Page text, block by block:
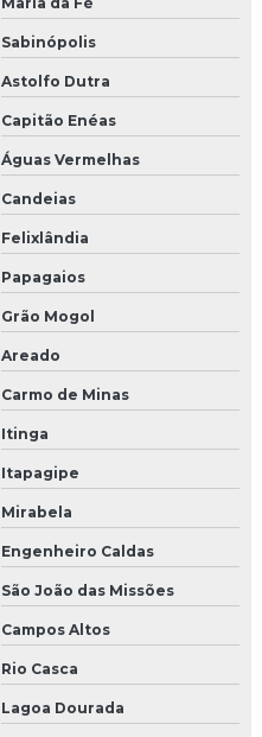
Sabinópolis
Astolfo Dutra
Capitão Enéas
Águas Vermelhas
Candeias
Felixlândia
Papagaios
Grão Mogol
Areado
Carmo de Minas
Itinga
Itapagipe
Mirabela
Engenheiro Caldas
São João das Missões
Campos Altos
Rio Casca
Lagoa Dourada